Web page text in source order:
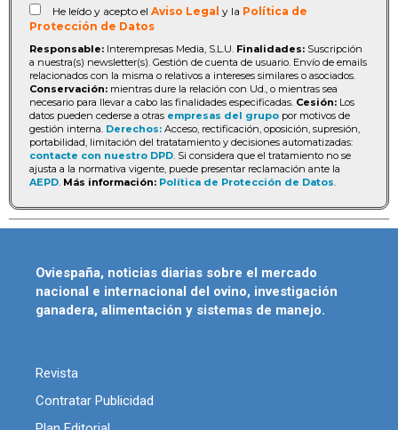
He leído y acepto el Aviso Legal y la Política de
Protección de Datos
Responsable: Interempresas Media, S.L.U. Finalidades: Suscripción
a nuestra(s) newsletter(s). Gestión de cuenta de usuario. Envío de emails
relacionados con la misma o relativos a intereses similares o asociados.
Conservación: mientras dure la relación con Ud., o mientras sea
necesario para llevar a cabo las finalidades especificadas. Cesión: Los
datos pueden cederse a otras empresas del grupo por motivos de
gestión interna. Derechos: Acceso, rectificación, oposición, supresión,
portabilidad, limitación del tratatamiento y decisiones automatizadas:
contacte con nuestro DPD . Si considera que el tratamiento no se
ajusta a la normativa vigente, puede presentar reclamación ante la
AEPD Más información: Política de Protección de Datos
Oviespaña, noticias diarias sobre el mercado
nacional e internacional del ovino, investigación
ganadera, alimentación y sistemas de manejo.
Revista
Contratar Publicidad